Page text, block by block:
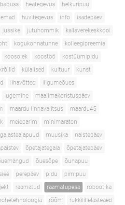
heategevus
helkuripuu
huvitegevus info
isadepäev
jussike jutuhommik
kallaverekeskkool
kogukonnatunne
kolleegipreemia
koosolek koostöö
kostüümipidu
krõllid külalised kultuur
kunst
lihavõtted
liigumeõues
lugemine
maailmakoristuspäev
maardu linnavalitsus
maardu45
meieparim
minimaraton
muusika
naistepäev
õpetajategala
õpetajatepäev
õuesõpe
õunapuu
perepäev pidu
pirnipuu
raamatud raamatupesa
robootika
rohetehnoloogia rõõm
rukkilillelasteaed